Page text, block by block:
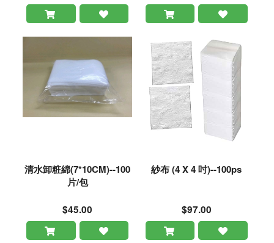
清水卸粧綿(7*10CM)--100
片/包
$45.00
紗布 (4 X 4 吋)--100ps
$97.00